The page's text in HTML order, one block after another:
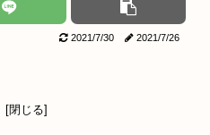
2021/7/30 2021/7/26